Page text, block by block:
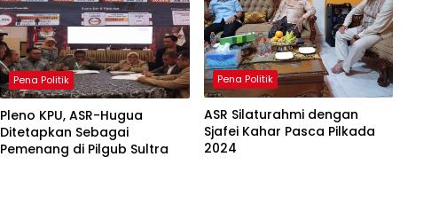
Pena Politik
Pleno KPU, ASR-Hugua
Ditetapkan Sebagai
Pemenang di Pilgub Sultra
Pena Politik
ASR Silaturahmi dengan
Sjafei Kahar Pasca Pilkada
2024